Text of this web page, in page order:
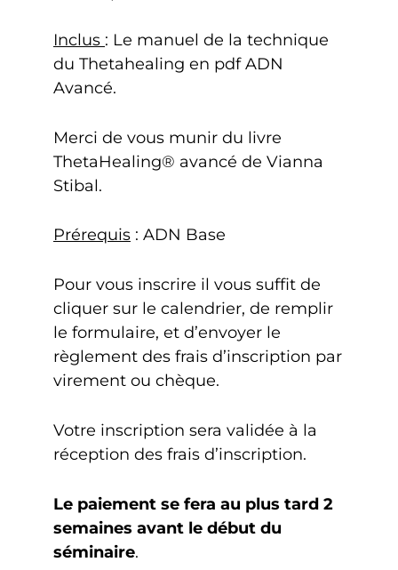
Inclus : Le manuel de la technique
du Thetahealing en pdf ADN
Avancé.
Merci de vous munir du livre
ThetaHealing® avancé de Vianna
Stibal.
Prérequis : ADN Base
Pour vous inscrire il vous suffit de
cliquer sur le calendrier, de remplir
le formulaire, et d’envoyer le
règlement des frais d’inscription par
virement ou chèque.
Votre inscription sera validée à la
réception des frais d’inscription.
Le paiement se fera au plus tard 2
semaines avant le début du
séminaire.